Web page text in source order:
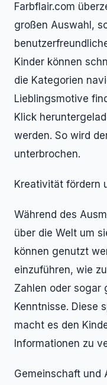
Farbflair.com
großen Auswahl,
Kinder können
die Kategorien
Lieblingsmotive
Klick
werden. So wird
unterbrochen.
Kreativität fördern
Während des
über die Welt um
können genutzt
einzuführen, wie
Zahlen oder sogar
Kenntnisse. Diese
macht es den
Informationen zu
Gemeinschaft und